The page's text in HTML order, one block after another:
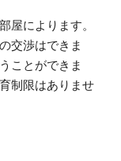
屋によります。
交渉はできま
ことができま
制限はありませ